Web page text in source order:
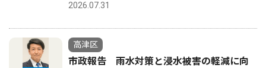
2026.07.31
高津区
市政報告 雨水対策と浸水被害の軽減に向